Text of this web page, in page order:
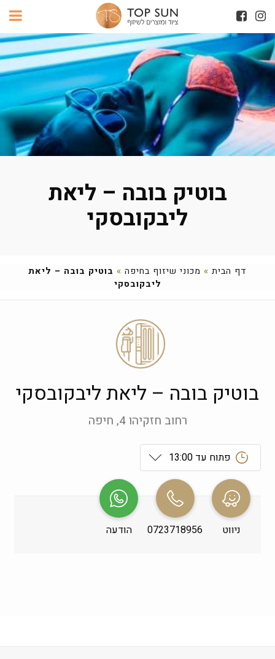
בוטיק בובה – ליאת
ליבקובסקי
דף הבית » מכוני שיזוף בחיפה » בוטיק בובה – ליאת
ליבקובסקי
בוטיק בובה – ליאת ליבקובסקי
רחוב חזקיהו 4, חיפה
פתוח עד 13:00
ראשון
שני
09:00-19:00
שלישי
ניווט 0723718956 הודעה